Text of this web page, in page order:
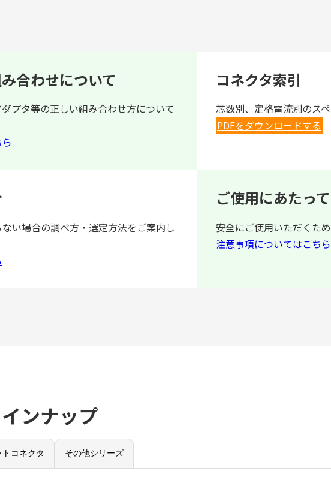
合わせについて
プタ等の正しい組み合わせ方について
コネクタ索引
芯数別、定格電流別のス
PDFをダウンロードする
い場合の調べ方・選定方法をご案内し
ご使用にあたっ
安全にご使用いただくた
注意事項についてはこちら
ンナップ
コネクタ その他シリーズ